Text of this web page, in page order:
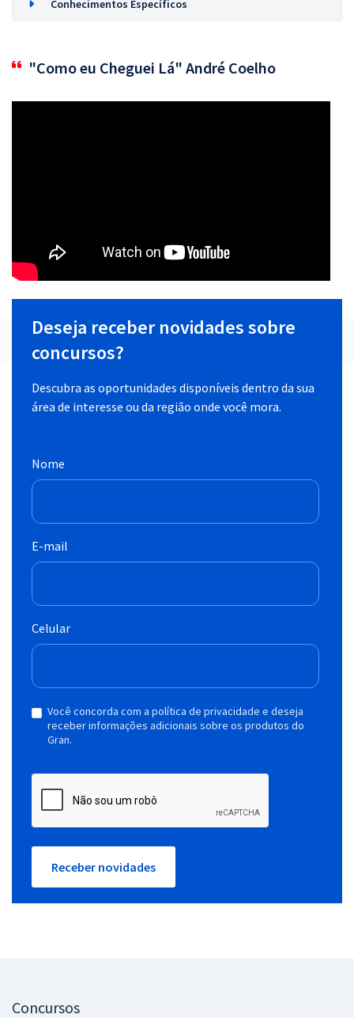
Conhecimentos Específicos
"Como eu Cheguei Lá" André Coelho
Deseja receber novidades sobre
concursos?
Descubra as oportunidades disponíveis dentro da sua
área de interesse ou da região onde você mora.
Nome
E-mail
Celular
Você concorda com a política de privacidade e deseja
receber informações adicionais sobre os produtos do
Gran.
Receber novidades
Concursos